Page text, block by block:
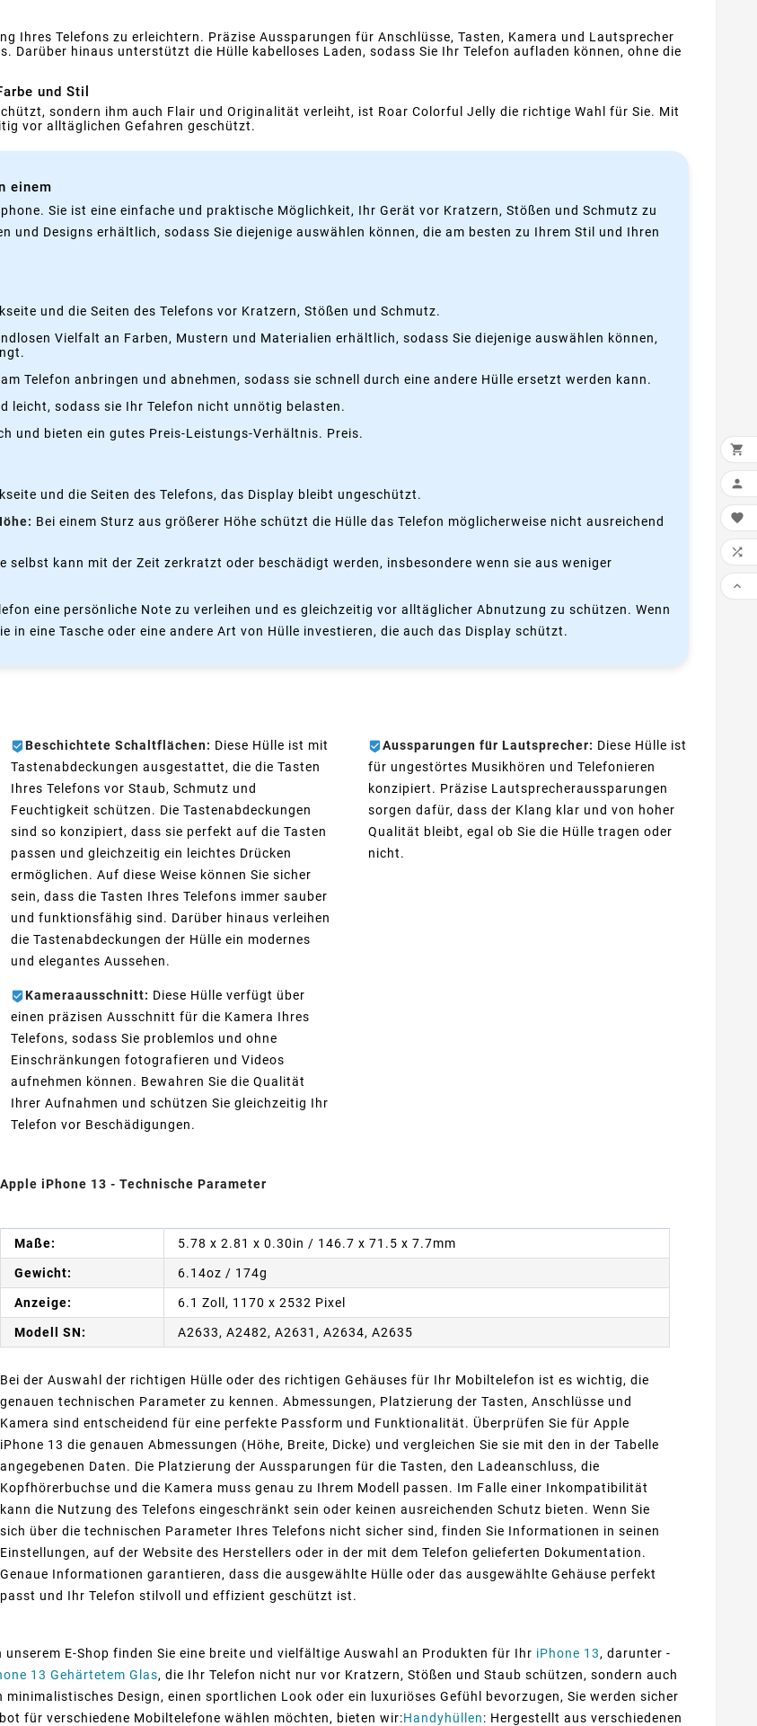
Ihres Telefons zu erleichtern. Präzise Aussparungen für Anschlüsse, Tasten, Kamera und Lautsprecher
hinaus unterstützt die Hülle kabelloses Laden, sodass Sie Ihr Telefon aufladen können, ohne die
und Stil
sondern ihm auch Flair und Originalität verleiht, ist Roar Colorful Jelly die richtige Wahl für Sie. Mit
vor alltäglichen Gefahren geschützt.
einem
Sie ist eine einfache und praktische Möglichkeit, Ihr Gerät vor Kratzern, Stößen und Schmutz zu
und Designs erhältlich, sodass Sie diejenige auswählen können, die am besten zu Ihrem Stil und Ihren
und die Seiten des Telefons vor Kratzern, Stößen und Schmutz.
Vielfalt an Farben, Mustern und Materialien erhältlich, sodass Sie diejenige auswählen können,
Telefon anbringen und abnehmen, sodass sie schnell durch eine andere Hülle ersetzt werden kann.
leicht, sodass sie Ihr Telefon nicht unnötig belasten.
und bieten ein gutes Preis-Leistungs-Verhältnis. Preis.
und die Seiten des Telefons, das Display bleibt ungeschützt.
Bei einem Sturz aus größerer Höhe schützt die Hülle das Telefon möglicherweise nicht ausreichend
selbst kann mit der Zeit zerkratzt oder beschädigt werden, insbesondere wenn sie aus weniger
eine persönliche Note zu verleihen und es gleichzeitig vor alltäglicher Abnutzung zu schützen. Wenn
in eine Tasche oder eine andere Art von Hülle investieren, die auch das Display schützt.
Beschichtete Schaltflächen: Diese Hülle ist mit
Tastenabdeckungen ausgestattet, die die Tasten
Ihres Telefons vor Staub, Schmutz und
Feuchtigkeit schützen. Die Tastenabdeckungen
sind so konzipiert, dass sie perfekt auf die Tasten
passen und gleichzeitig ein leichtes Drücken
ermöglichen. Auf diese Weise können Sie sicher
sein, dass die Tasten Ihres Telefons immer sauber
und funktionsfähig sind. Darüber hinaus verleihen
die Tastenabdeckungen der Hülle ein modernes
und elegantes Aussehen.
Kameraausschnitt: Diese Hülle verfügt über
einen präzisen Ausschnitt für die Kamera Ihres
Telefons, sodass Sie problemlos und ohne
Einschränkungen fotografieren und Videos
aufnehmen können. Bewahren Sie die Qualität
Ihrer Aufnahmen und schützen Sie gleichzeitig Ihr
Telefon vor Beschädigungen.
Aussparungen für Lautsprecher: Diese Hülle ist
für ungestörtes Musikhören und Telefonieren
konzipiert. Präzise Lautsprecheraussparungen
sorgen dafür, dass der Klang klar und von hoher
Qualität bleibt, egal ob Sie die Hülle tragen oder
nicht.
Apple iPhone 13 - Technische Parameter
Maße: 5.78 x 2.81 x 0.30in / 146.7 x 71.5 x 7.7mm
Gewicht: 6.14oz / 174g
Anzeige: 6.1 Zoll, 1170 x 2532 Pixel
Modell SN: A2633, A2482, A2631, A2634, A2635
Bei der Auswahl der richtigen Hülle oder des richtigen Gehäuses für Ihr Mobiltelefon ist es wichtig, die
genauen technischen Parameter zu kennen. Abmessungen, Platzierung der Tasten, Anschlüsse und
Kamera sind entscheidend für eine perfekte Passform und Funktionalität. Überprüfen Sie für Apple
iPhone 13 die genauen Abmessungen (Höhe, Breite, Dicke) und vergleichen Sie sie mit den in der Tabelle
angegebenen Daten. Die Platzierung der Aussparungen für die Tasten, den Ladeanschluss, die
Kopfhörerbuchse und die Kamera muss genau zu Ihrem Modell passen. Im Falle einer Inkompatibilität
kann die Nutzung des Telefons eingeschränkt sein oder keinen ausreichenden Schutz bieten. Wenn Sie
sich über die technischen Parameter Ihres Telefons nicht sicher sind, finden Sie Informationen in seinen
Einstellungen, auf der Website des Herstellers oder in der mit dem Telefon gelieferten Dokumentation.
Genaue Informationen garantieren, dass die ausgewählte Hülle oder das ausgewählte Gehäuse perfekt
passt und Ihr Telefon stilvoll und effizient geschützt ist.
unserem E-Shop finden Sie eine breite und vielfältige Auswahl an Produkten für Ihr iPhone 13, darunter -
13 Gehärtetem Glas, die Ihr Telefon nicht nur vor Kratzern, Stößen und Staub schützen, sondern auch
Design, einen sportlichen Look oder ein luxuriöses Gefühl bevorzugen, Sie werden sicher
für verschiedene Mobiltelefone wählen möchten, bieten wir:Handyhüllen: Hergestellt aus verschiedenen




